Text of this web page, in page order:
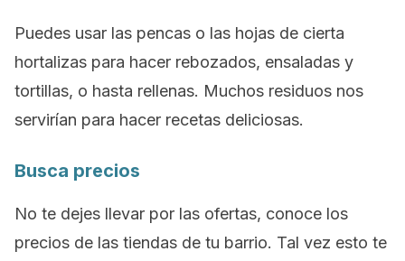
Puedes usar las pencas o las hojas de cierta
hortalizas para hacer rebozados, ensaladas y
tortillas, o hasta rellenas. Muchos residuos nos
servirían para hacer recetas deliciosas.
Busca precios
No te dejes llevar por las ofertas, conoce los
precios de las tiendas de tu barrio. Tal vez esto te